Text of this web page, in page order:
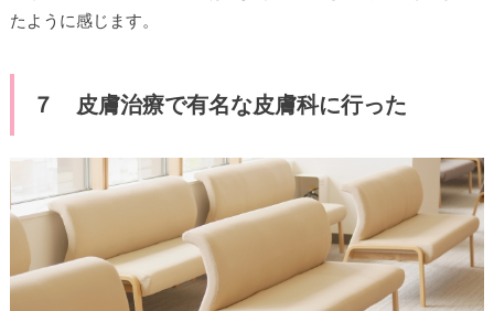
たように感じます。
７ 皮膚治療で有名な皮膚科に行った